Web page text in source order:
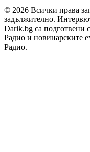
© 2026 Всички права
задължително.
Darik.bg са подготвени
Радио и новинарските
Радио.